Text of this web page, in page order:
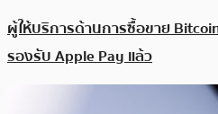
ผู้ให้บริการด้านการซื้อขาย
รองรับ Apple Pay แล้ว